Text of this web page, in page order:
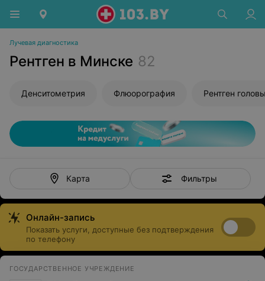
Лучевая диагностика
Рентген в Минске 82
Денситометрия Флюорография Рентген
Карта Фильтры
Онлайн-запись
Показать услуги, доступные без подтверждения
по телефону
ГОСУДАРСТВЕННОЕ УЧРЕЖДЕНИЕ